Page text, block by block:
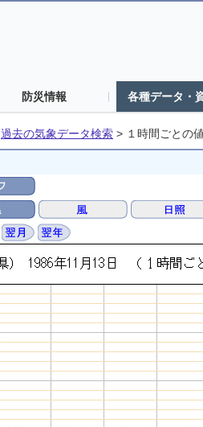
防災情報 各種データ・
過去の気象データ検索 > １時間ごとの